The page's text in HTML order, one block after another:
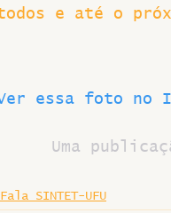
e até o
essa foto no
Uma
Fala SINTET-UFU